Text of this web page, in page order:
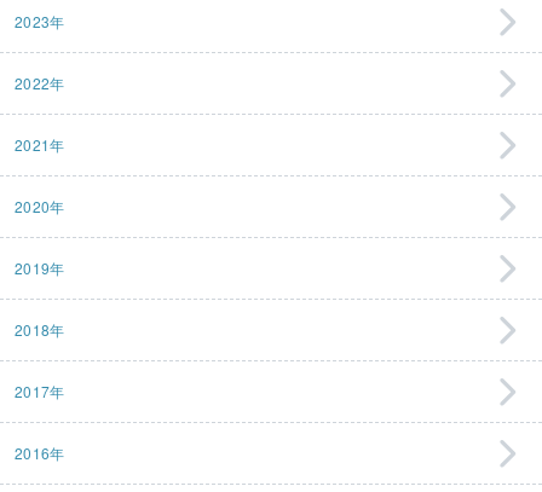
2023年
2022年
2021年
2020年
2019年
2018年
2017年
2016年